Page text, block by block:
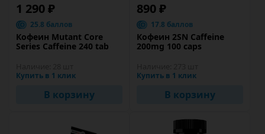
1 290 ₽
25.8 баллов
Кофеин Mutant Core
Series Caffeine 240 tab
Купить в 1 клик
В корзину
890 ₽
17.8 баллов
Кофеин 2SN Caffeine
200mg 100 caps
Купить в 1 клик
В корзину